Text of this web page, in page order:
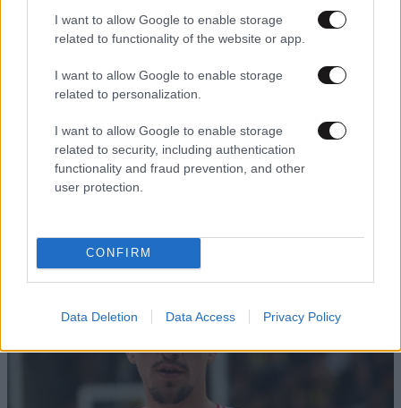
I want to allow Google to enable storage
related to functionality of the website or app.
I want to allow Google to enable storage
related to personalization.
I want to allow Google to enable storage
related to security, including authentication
functionality and fraud prevention, and other
user protection.
CONFIRM
Data Deletion Data Access Privacy Policy
κόσμος των ζώων θα κρύβει άγνωστες
πλευρές της γνώσης. Εδώ ακόμα δε
ανθρώπινη συμπεριφορά πόσο δε των
ζώων.
Απαντήστε